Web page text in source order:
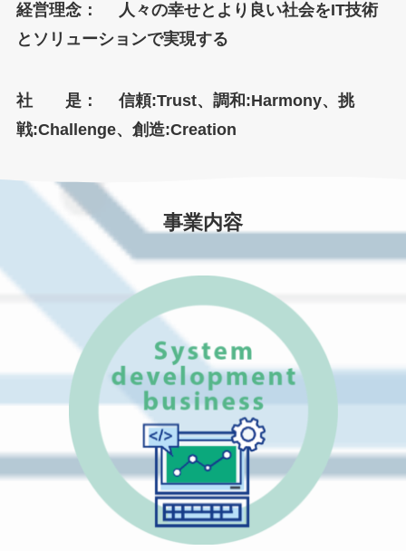
経営理念： 人々の幸せとより良い社会をIT技術
とソリューションで実現する
社 是： 信頼:Trust、調和:Harmony、挑
戦:Challenge、創造:Creation
事業内容